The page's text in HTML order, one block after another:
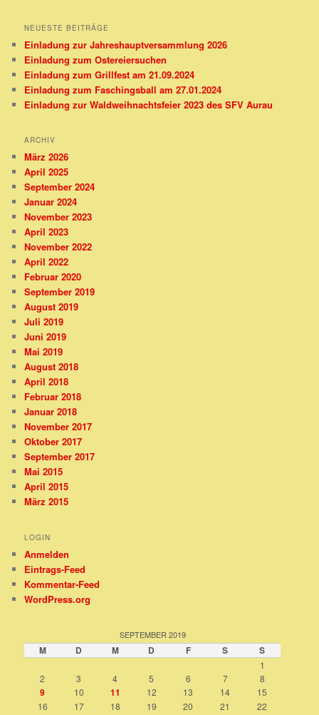
NEUESTE BEITRÄGE
Einladung zur Jahreshauptversammlung 2026
Einladung zum Ostereiersuchen
Einladung zum Grillfest am 21.09.2024
Einladung zum Faschingsball am 27.01.2024
Einladung zur Waldweihnachtsfeier 2023 des SFV Aurau
ARCHIV
März 2026
April 2025
September 2024
Januar 2024
November 2023
April 2023
November 2022
April 2022
Februar 2020
September 2019
August 2019
Juli 2019
Juni 2019
Mai 2019
August 2018
April 2018
Februar 2018
Januar 2018
November 2017
Oktober 2017
September 2017
Mai 2015
April 2015
März 2015
LOGIN
Anmelden
Eintrags-Feed
Kommentar-Feed
WordPress.org
SEPTEMBER 2019
M D M D F S S
1
2
3 4 5 6 7 8
9 10 11 12 13 14
15
16
17 18 19 20 21
22